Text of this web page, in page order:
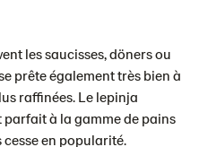
les saucisses, döners ou
prête également très bien à
raffinées. Le lepinja
à la gamme de pains
en popularité.